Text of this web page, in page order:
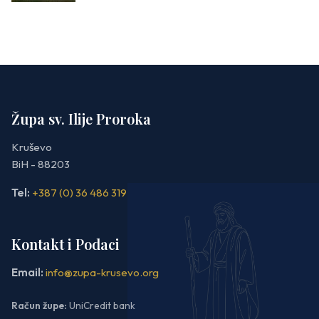
Župa sv. Ilije Proroka
Kruševo
BiH - 88203
Tel: +387 (0) 36 486 319
Kontakt i Podaci
Email: info@zupa-krusevo.org
Račun župe: UniCredit bank